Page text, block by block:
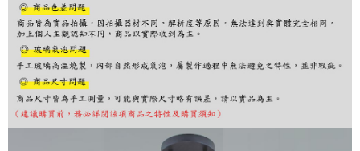
３．收到繳費通知簡訊後14天內，點擊此簡訊中的連結，可透過四大超商／
ATM／網路銀行／等多元方式進行付款，方視為交易完成。
※ 請注意：結帳手續完成當下不需立刻繳費，但若您需要取消訂單，請聯絡
購買商品的店家。未經商家同意取消之訂單仍視為有效，需透過AFTEE先享
後付繳納相關費用。
※ 交易是否成功請以「AFTEE先享後付 」之結帳頁面顯示為準，若有關於
是否繳費成功／繳費後需取消欲退款等相關疑問，請聯繫「AFTEE先享後付
客戶支援中心」
https://netprotections.freshdesk.com/support/home